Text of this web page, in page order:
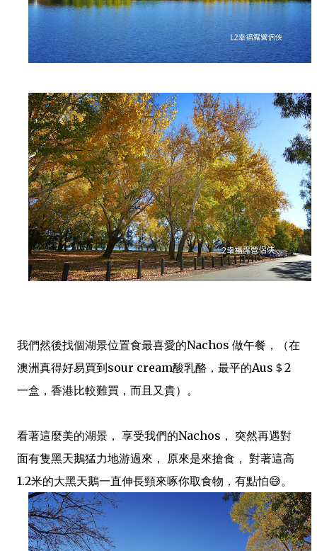
我們然後找個湖景位置食最喜愛的Nachos 做午餐，（在
澳洲真得好易買到sour cream酸乳酪，最平的Aus＄2
一盒，香港比較難買，而且又貴）。
看著這麼美的湖景， 享受我們的Nachos， 突然再遇對
面有隻黑天鵝猛力地游過來， 原來是來搶食， 對著這高
1.2米的大黑天鵝一直伸長頸來啄你取食物，有點怕😅。